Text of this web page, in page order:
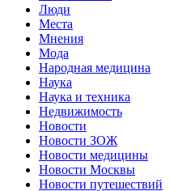
Люди
Места
Мнения
Мода
Народная медицина
Наука
Наука и техника
Недвижимость
Новости
Новости ЗОЖ
Новости медицины
Новости Москвы
Новости путешествий